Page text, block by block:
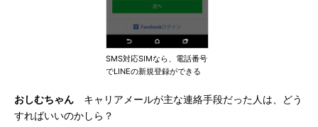
SMS対応SIMなら、電話番号
でLINEの新規登録ができる
おしむちゃん キャリアメールが主な連絡手段だった人は、どう
すればいいのかしら？